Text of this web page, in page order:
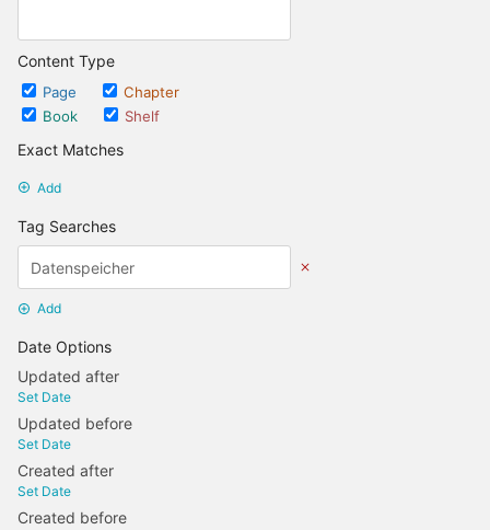
Content Type
Page
Chapter
Book
Shelf
Exact Matches
Add
Tag Searches
Add
Date Options
Updated after
Set Date
Updated before
Set Date
Created after
Set Date
Created before